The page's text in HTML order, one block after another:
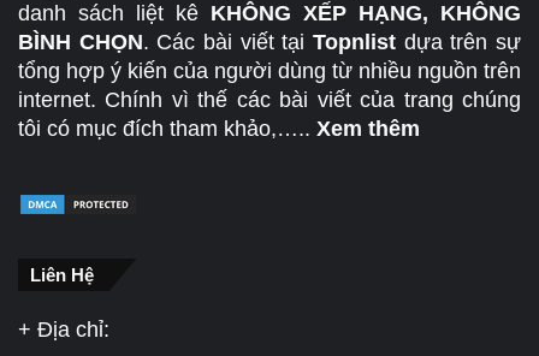
danh sách liệt kê KHÔNG XẾP HẠNG, KHÔNG
BÌNH CHỌN. Các bài viết tạiTopnlist dựa trên sự
tổng hợp ý kiến của người dùng từ nhiều nguồn trên
internet. Chính vì thế các bài viết của trang chúng
tôi có mục đích tham khảo,….. Xem thêm
Liên Hệ
+ Địa chỉ: